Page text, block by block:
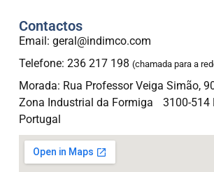
Contactos
Email: geral@indimco.com
Telefone: 236 217 198 (chamada para a
Morada: Rua Professor Veiga Simão,
Zona Industrial da Formiga 3100-514
Portugal